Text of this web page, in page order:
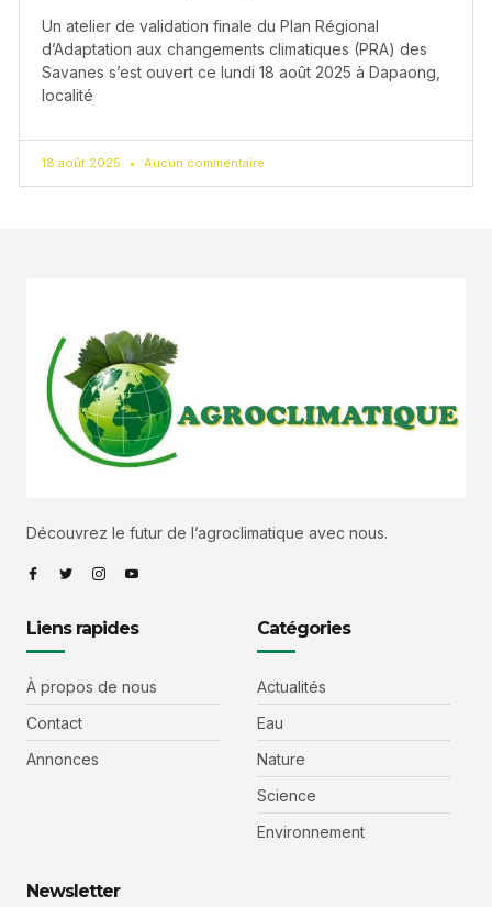
Un atelier de validation finale du Plan Régional
d’Adaptation aux changements climatiques (PRA) des
Savanes s’est ouvert ce lundi 18 août 2025 à Dapaong,
localité
18 août 2025 Aucun commentaire
Découvrez le futur de l’agroclimatique avec nous.
Liens rapides
À propos de nous
Contact
Annonces
Catégories
Actualités
Eau
Nature
Science
Environnement
Newsletter